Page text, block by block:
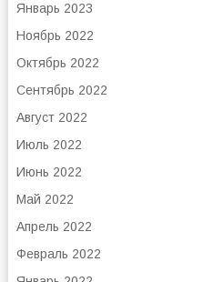
Январь 2023
Ноябрь 2022
Октябрь 2022
Сентябрь 2022
Август 2022
Июль 2022
Июнь 2022
Май 2022
Апрель 2022
Февраль 2022